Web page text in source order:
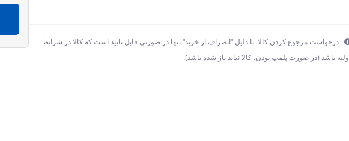
درخواست مرجوع کردن کالا با دلیل "انصراف از خرید" تنها در صورتی قابل تایید است که کالا در شرایط
اولیه باشد (در صورت پلمپ بودن، کالا نباید باز شده باشد).